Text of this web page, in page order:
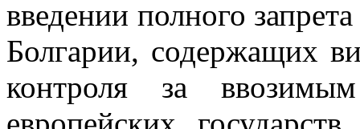
введении полного
Болгарии, содержащих
контроля за